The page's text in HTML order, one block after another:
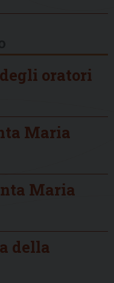
oratori
Maria
Maria
della